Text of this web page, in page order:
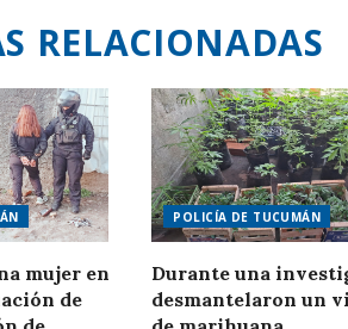
RELACIONADAS
mujer en
de
POLICÍA DE TUCUMÁN
Durante una
desmantelaron un